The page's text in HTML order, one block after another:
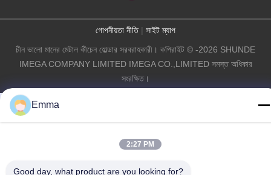
গোপনীয়তা নীতি| সাইট ম্যাপ
চীন ভালো মানের মেটাল কীচেন হোল্ডার সরবরাহকারী। কপিরাইট © -2026 SHUNDE
IMEGA COMPANY LIMITED IMEGA CO.,LIMITED সমস্ত অধিকার
সংরক্ষিত।
Emma
2:27 PM
Good day, what product are you looking for?